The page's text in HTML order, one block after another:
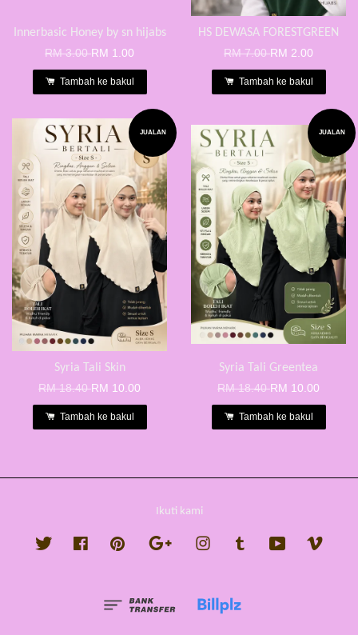
Innerbasic Honey by sn hijabs
RM 3.00RM 1.00
Tambah ke bakul
HS DEWASA FORESTGREEN
RM 7.00RM 2.00
Tambah ke bakul
JUALAN
Syria Tali Skin
RM 18.40RM 10.00
Tambah ke bakul
JUALAN
Syria Tali Greentea
RM 18.40RM 10.00
Tambah ke bakul
Ikuti kami
Twitter FacebookPinterest Google InstagramTumblr YouTube